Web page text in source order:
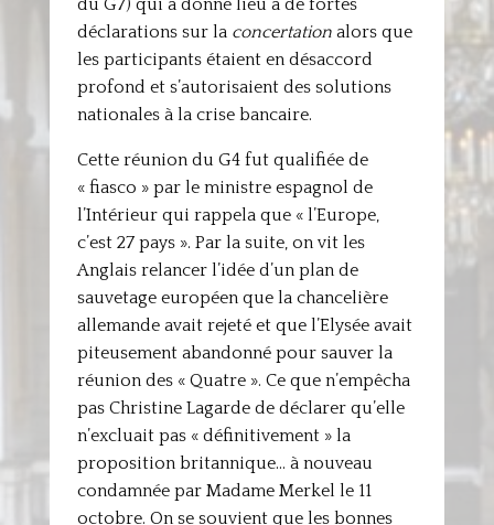
du G7) qui a donné lieu à de fortes
déclarations sur la concertation alors que
les participants étaient en désaccord
profond et s’autorisaient des solutions
nationales à la crise bancaire.
Cette réunion du G4 fut qualifiée de
« fiasco » par le ministre espagnol de
l’Intérieur qui rappela que « l’Europe,
c’est 27 pays ». Par la suite, on vit les
Anglais relancer l’idée d’un plan de
sauvetage européen que la chancelière
allemande avait rejeté et que l’Elysée avait
piteusement abandonné pour sauver la
réunion des « Quatre ». Ce que n’empêcha
pas Christine Lagarde de déclarer qu’elle
n’excluait pas « définitivement » la
proposition britannique… à nouveau
condamnée par Madame Merkel le 11
octobre. On se souvient que les bonnes